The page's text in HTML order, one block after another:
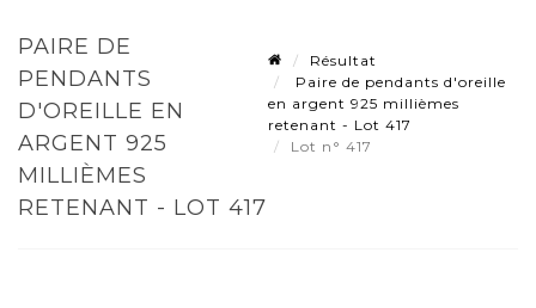
PAIRE DE
PENDANTS
D'OREILLE EN
ARGENT 925
MILLIÈMES
RETENANT - LOT 417
Résultat
Paire de pendants d'oreille
en argent 925 millièmes
retenant - Lot 417
Lot n° 417